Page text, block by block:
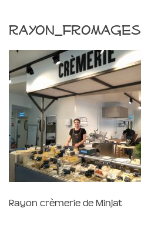
rayon_fromages
Rayon crèmerie de Minjat